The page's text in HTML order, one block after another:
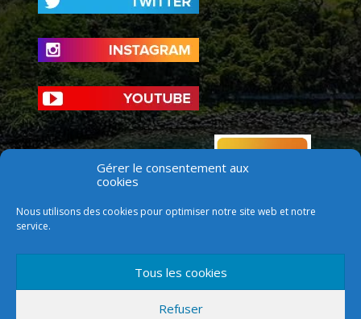
Gérer le consentement aux
cookies
Nous utilisons des cookies pour optimiser notre site web et notre
service.
Tous les cookies
Refuser